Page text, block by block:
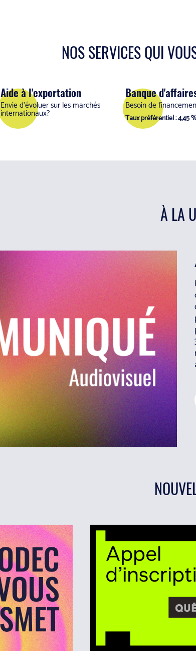
NOS SERVICES QUI
Aide à l'exportation
Envie d'évoluer sur les marchés
internationaux?
Banque
Besoin de
Taux préférentiel : 4,45
À LA